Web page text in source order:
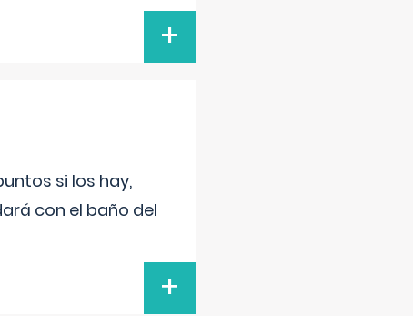
+
si los hay,
con el baño del
+